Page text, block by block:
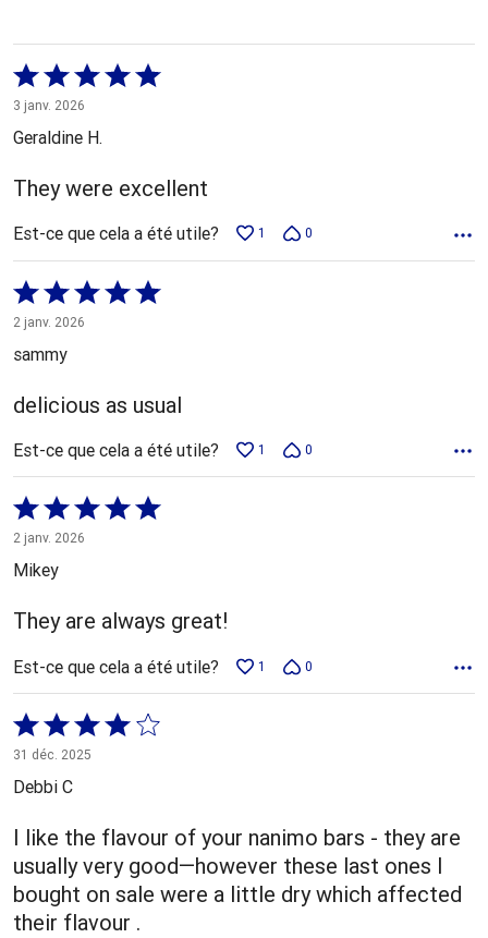
Coté
5 sur
5
3 janv. 2026
Geraldine H.
They were excellent
Est-ce que cela a été utile? 1 0
Coté
5 sur
2 janv. 2026
sammy
delicious as usual
Est-ce que cela a été utile? 1 0
Coté
5 sur
5
2 janv. 2026
Mikey
They are always great!
Est-ce que cela a été utile? 1 0
Coté
4 sur
5
31 déc. 2025
Debbi C
I like the flavour of your nanimo bars - they are
usually very good—however these last ones I
bought on sale were a little dry which affected
their flavour .